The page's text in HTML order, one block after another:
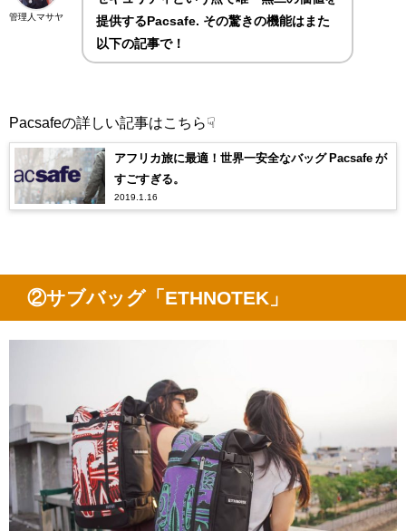
管理人マサヤ
提供するPacsafe. その驚きの機能はまた
以下の記事で！
Pacsafeの詳しい記事はこちら☟
アフリカ旅に最適！世界一安全なバッグ Pacsafe が
すごすぎる。
2019.1.16
②サブバッグ「ETHNOTEK」